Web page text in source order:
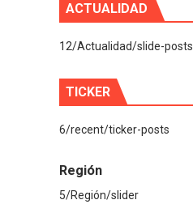
ACTUALIDAD
12/Actualidad/slide-posts
TICKER
6/recent/ticker-posts
Región
5/Región/slider